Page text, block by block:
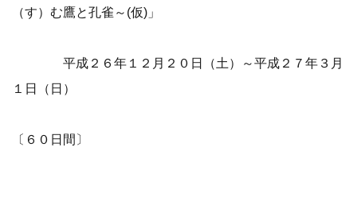
（す）む鷹と孔雀～(仮)」
平成２６年１２月２０日（土）～平成２７年３月
１日（日）
〔６０日間〕